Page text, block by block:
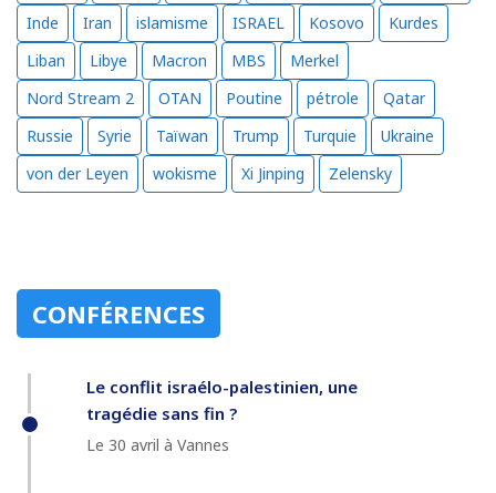
Inde
Iran islamisme ISRAEL Kosovo
Kurdes
Liban
Libye Macron MBS
Merkel
Nord Stream 2
OTAN Poutine pétrole
Qatar
Russie
Syrie Taïwan Trump Turquie
Ukraine
von der Leyen
wokisme Xi Jinping Zelensky
CONFÉRENCES
Le conflit israélo-palestinien, une
tragédie sans fin ?
Le 30 avril à Vannes